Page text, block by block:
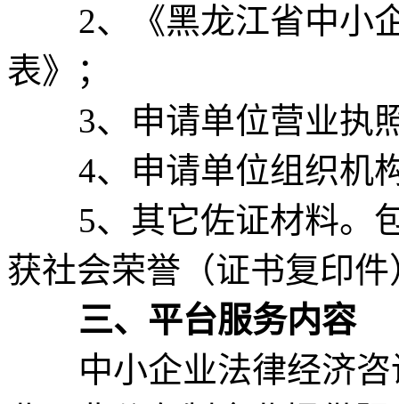
2、《黑龙江省中小企
表》；
3、申请单位营业执
4、申请单位组织机
5、其它佐证材料。包
获社会荣誉（证书复印
三、平台服务内容
中小企业法律经济咨